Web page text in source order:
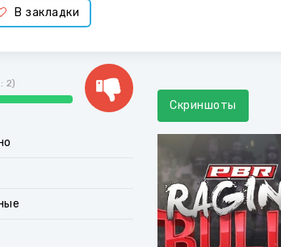
В закладки
2)
Скриншоты